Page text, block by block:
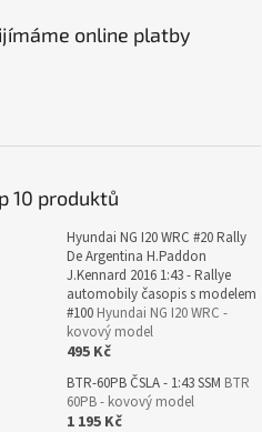
online platby
10 produktů
Hyundai NG I20 WRC #20 Rally
De Argentina H.Paddon
J.Kennard 2016 1:43 - Rallye
automobily časopis s modelem
#100 Hyundai NG I20 WRC -
kovový model
495 Kč
BTR-60PB ČSLA - 1:43 SSM BTR
60PB - kovový model
1 195 Kč